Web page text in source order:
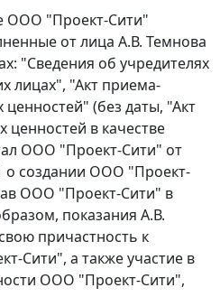
ООО "Проект-Сити"
от лица А.В. Темнова
"Сведения об учредителях
лицах", "Акт приема-
(без даты, "Акт
в качестве
ООО "Проект-Сити" от
о создании ООО "Проект-
ООО "Проект-Сити" в
показания А.В.
причастность к
Сити", а также участие в
ООО "Проект-Сити",